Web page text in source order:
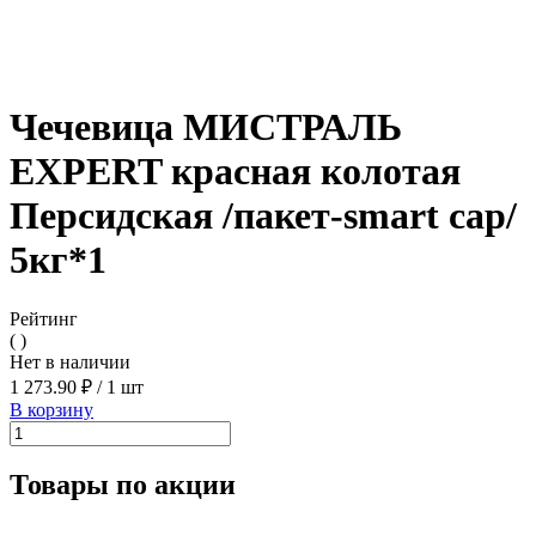
Чечевица МИСТРАЛЬ
EXPERT красная колотая
Персидская /пакет-smart cap/
5кг*1
Рейтинг
( )
Нет в наличии
1 273.90 ₽ /1 шт
В корзину
Товары по акции